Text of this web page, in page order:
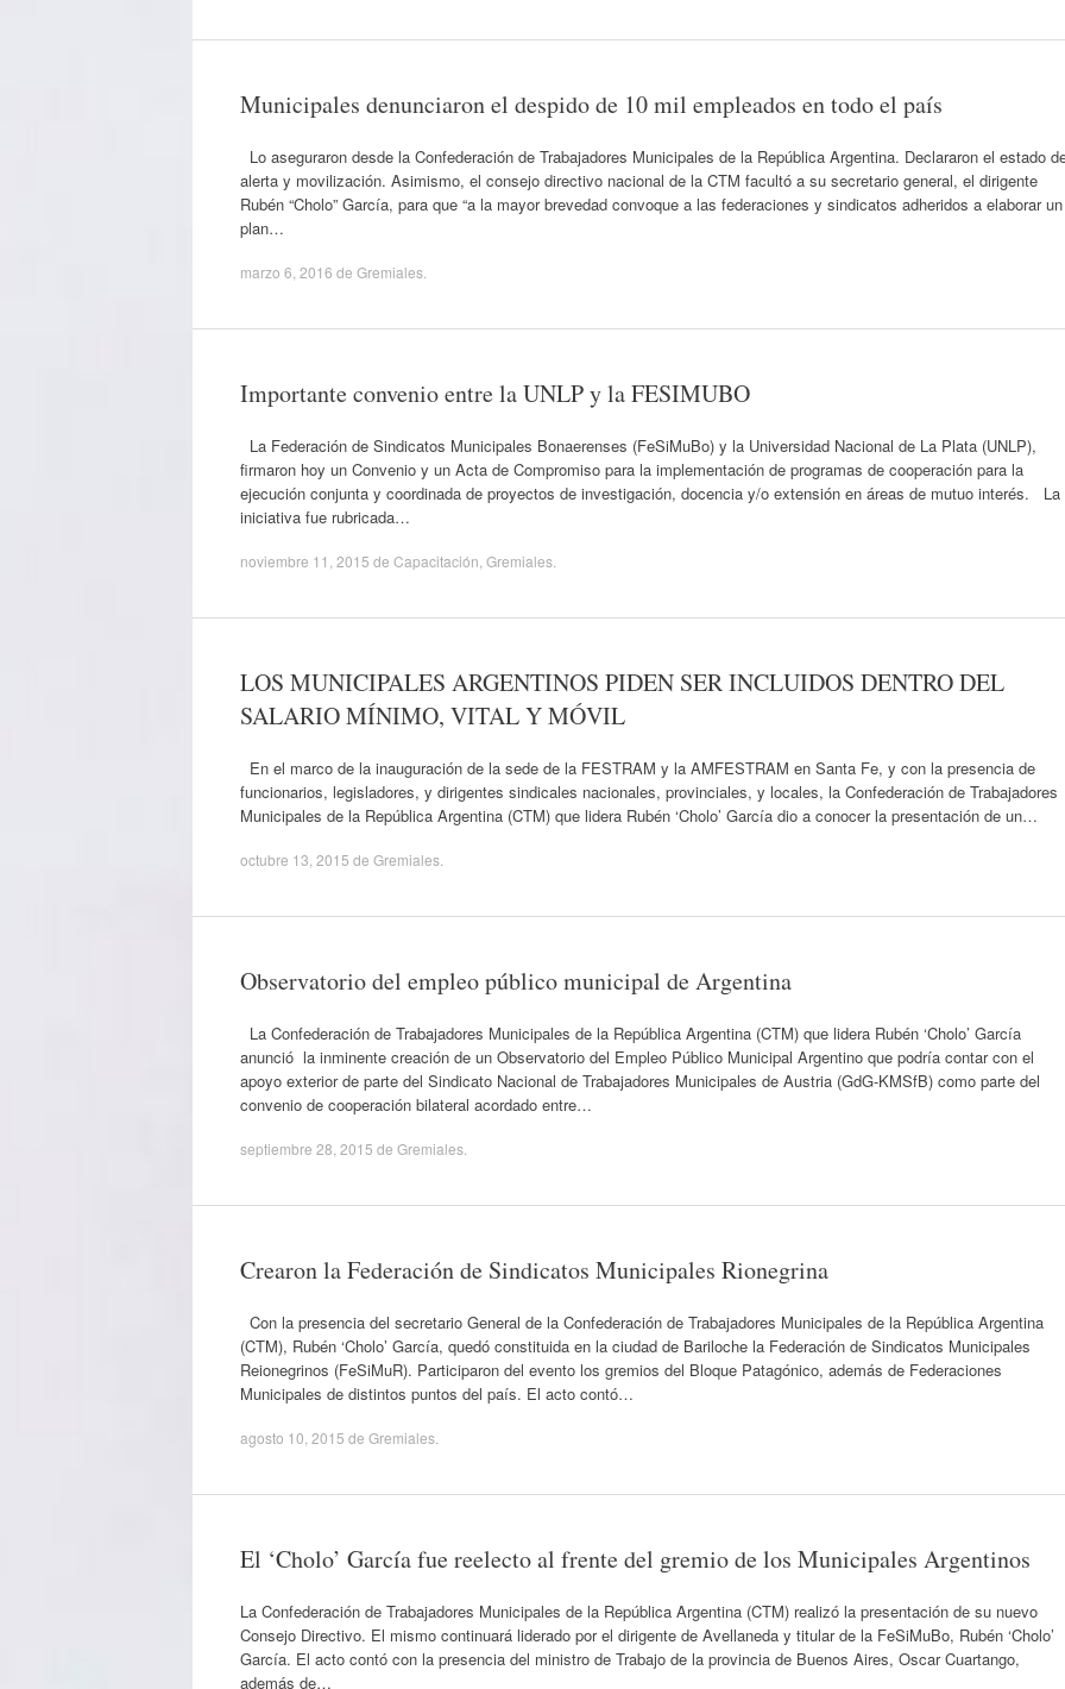
Municipales denunciaron el despido de 10 mil empleados en todo el país
Lo aseguraron desde la Confederación de Trabajadores Municipales de la República Argentina. Declararon el estado
alerta y movilización. Asimismo, el consejo directivo nacional de la CTM facultó a su secretario general, el dirigente
Rubén “Cholo” García, para que “a la mayor brevedad convoque a las federaciones y sindicatos adheridos a elaborar un
plan…
marzo 6, 2016 de Gremiales
Importante convenio entre la UNLP y la FESIMUBO
La Federación de Sindicatos Municipales Bonaerenses (FeSiMuBo) y la Universidad Nacional de La Plata (UNLP),
firmaron hoy un Convenio y un Acta de Compromiso para la implementación de programas de cooperación para la
ejecución conjunta y coordinada de proyectos de investigación, docencia y/o extensión en áreas de mutuo interés. La
iniciativa fue rubricada…
noviembre 11, 2015 de Capacitación Gremiales
LOS MUNICIPALES ARGENTINOS PIDEN SER INCLUIDOS DENTRO DEL
SALARIO MÍNIMO, VITAL Y MÓVIL
En el marco de la inauguración de la sede de la FESTRAM y la AMFESTRAM en Santa Fe, y con la presencia de
funcionarios, legisladores, y dirigentes sindicales nacionales, provinciales, y locales, la Confederación de Trabajadores
Municipales de la República Argentina (CTM) que lidera Rubén ‘Cholo’ García dio a conocer la presentación de un…
octubre 13, 2015 de Gremiales
Observatorio del empleo público municipal de Argentina
La Confederación de Trabajadores Municipales de la República Argentina (CTM) que lidera Rubén ‘Cholo’ García
anunció la inminente creación de un Observatorio del Empleo Público Municipal Argentino que podría contar con el
apoyo exterior de parte del Sindicato Nacional de Trabajadores Municipales de Austria (GdG-KMSfB) como parte del
convenio de cooperación bilateral acordado entre…
septiembre 28, 2015 de Gremiales
Crearon la Federación de Sindicatos Municipales Rionegrina
Con la presencia del secretario General de la Confederación de Trabajadores Municipales de la República Argentina
(CTM), Rubén ‘Cholo’ García, quedó constituida en la ciudad de Bariloche la Federación de Sindicatos Municipales
Reionegrinos (FeSiMuR). Participaron del evento los gremios del Bloque Patagónico, además de Federaciones
Municipales de distintos puntos del país. El acto contó…
agosto 10, 2015 de Gremiales
El ‘Cholo’ García fue reelecto al frente del gremio de los Municipales Argentinos
La Confederación de Trabajadores Municipales de la República Argentina (CTM) realizó la presentación de su nuevo
Consejo Directivo. El mismo continuará liderado por el dirigente de Avellaneda y titular de la FeSiMuBo, Rubén ‘Cholo’
García. El acto contó con la presencia del ministro de Trabajo de la provincia de Buenos Aires, Oscar Cuartango,
además de…